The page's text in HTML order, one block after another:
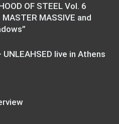
OF STEEL Vol. 6
MASSIVE and
UNLEAHSED live in Athens